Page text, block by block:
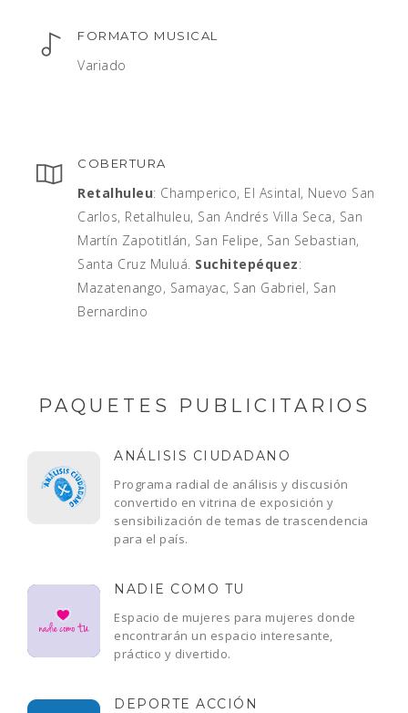
FORMATO MUSICAL
Variado
COBERTURA
Retalhuleu: Champerico, El Asintal, Nuevo San
Carlos, Retalhuleu, San Andrés Villa Seca, San
Martín Zapotitlán, San Felipe, San Sebastian,
Santa Cruz Muluá. Suchitepéquez:
Mazatenango, Samayac, San Gabriel, San
Bernardino
PAQUETES PUBLICITARIOS
ANÁLISIS CIUDADANO
Programa radial de análisis y discusión
convertido en vitrina de exposición y
sensibilización de temas de trascendencia
para el país.
NADIE COMO TU
Espacio de mujeres para mujeres donde
encontrarán un espacio interesante,
práctico y divertido.
DEPORTE ACCIÓN